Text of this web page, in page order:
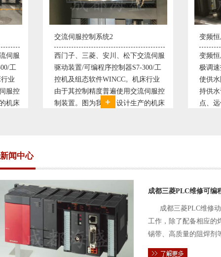
交流伺服控制系统2
西门子、三菱、安川、松下交流伺服
驱动装置/可编程序控制器S7-300/工
控机及组态软件WINCC。机床行业
由于其控制精度普遍使用交流伺服控
制装置。图为我公司设计生产的机床
变频恒压供水系统
变频恒压供水系
极调速技术原理
使供水随着使用
持供水设定压力
点、远传压力表
新闻中心
成都三菱PLC维修可编
成都三菱PLC维修
工作，除了配备相应的
锡带、高质量的阻焊剂
件的电路及通信电缆。